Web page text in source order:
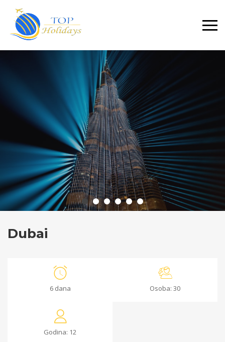
Primary
Menu
Dubai
6 dana Osoba: 30
Godina: 12
Dubai